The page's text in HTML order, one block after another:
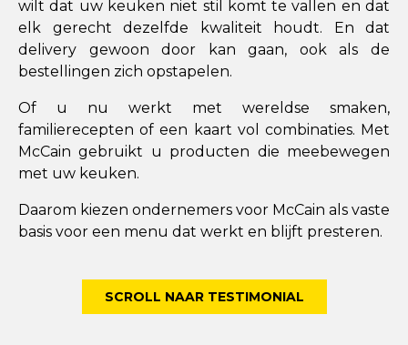
wilt dat uw keuken niet stil komt te vallen en dat
elk gerecht dezelfde kwaliteit houdt. En dat
delivery gewoon door kan gaan, ook als de
bestellingen zich opstapelen.
Of u nu werkt met wereldse smaken,
familierecepten of een kaart vol combinaties. Met
McCain gebruikt u producten die meebewegen
met uw keuken.
Daarom kiezen ondernemers voor McCain als vaste
basis voor een menu dat werkt en blijft presteren.
SCROLL NAAR TESTIMONIAL